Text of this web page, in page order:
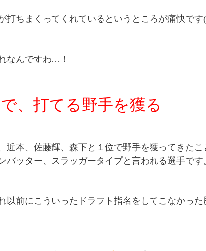
打ちまくってくれているというところが痛快です
なんですわ…！
、打てる野手を獲る
近本、佐藤輝、森下と１位で野手を獲ってきたこ
バッター、スラッガータイプと言われる選手です
以前にこういったドラフト指名をしてこなかった